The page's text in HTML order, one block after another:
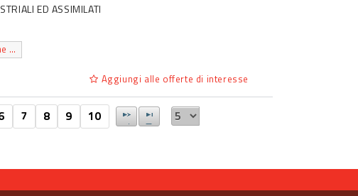
ED ASSIMILATI
diploma di istruzione secondaria superiore che permette l'accesso all'universita'
Aggiungi alle offerte di interesse
7 8 9 10